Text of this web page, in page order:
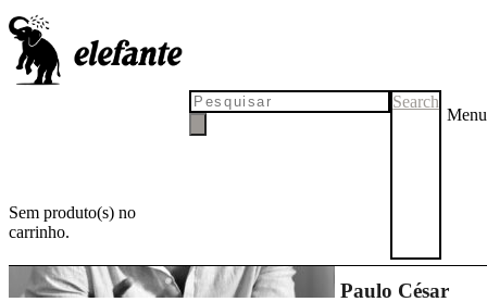
Sem produto(s) no
carrinho.
Search
Menu
Paulo César